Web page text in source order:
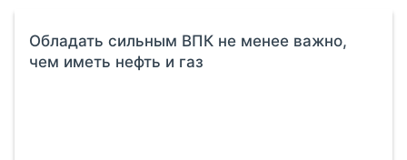
Обладать сильным ВПК не менее важно,
чем иметь нефть и газ